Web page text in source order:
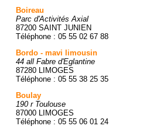
Boireau
Parc d'Activités Axial
87200 SAINT JUNIEN
Téléphone : 05 55 02 67 88
Bordo - mavi limousin
44 all Fabre d'Eglantine
87280 LIMOGES
Téléphone : 05 55 38 25 35
Boulay
190 r Toulouse
87000 LIMOGES
Téléphone : 05 55 06 01 24